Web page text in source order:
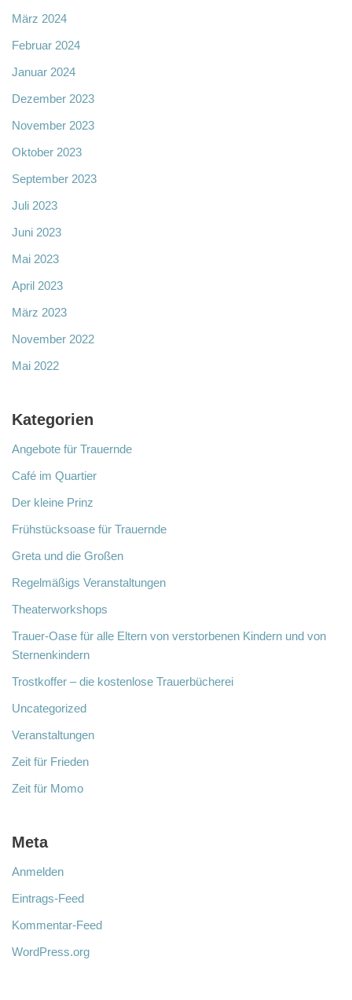
März 2024
Februar 2024
Januar 2024
Dezember 2023
November 2023
Oktober 2023
September 2023
Juli 2023
Juni 2023
Mai 2023
April 2023
März 2023
November 2022
Mai 2022
Kategorien
Angebote für Trauernde
Café im Quartier
Der kleine Prinz
Frühstücksoase für Trauernde
Greta und die Großen
Regelmäßigs Veranstaltungen
Theaterworkshops
Trauer-Oase für alle Eltern von verstorbenen Kindern und von
Sternenkindern
Trostkoffer – die kostenlose Trauerbücherei
Uncategorized
Veranstaltungen
Zeit für Frieden
Zeit für Momo
Meta
Anmelden
Eintrags-Feed
Kommentar-Feed
WordPress.org